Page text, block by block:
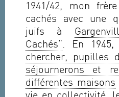
1941/42, mon
cachés avec une
juifs à
Cachés”. En 1945,
chercher, pupilles
séjournerons et
différentes maisons